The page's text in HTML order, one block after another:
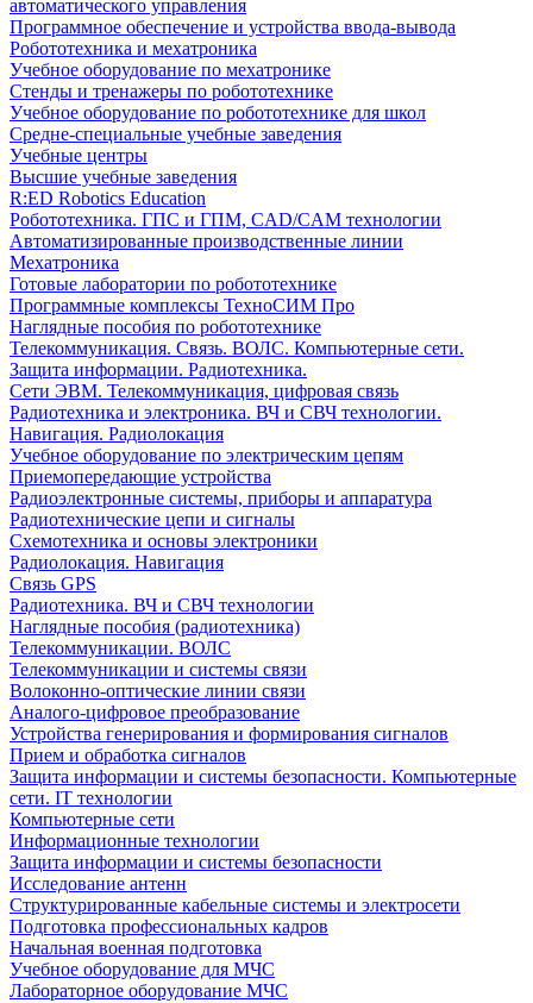
автоматического управления
Программное обеспечение и устройства ввода-вывода
Робототехника и мехатроника
Учебное оборудование по мехатронике
Стенды и тренажеры по робототехнике
Учебное оборудование по робототехнике для школ
Средне-специальные учебные заведения
Учебные центры
Высшие учебные заведения
R:ED Robotics Education
Робототехника. ГПС и ГПМ, CAD/CAM технологии
Автоматизированные производственные линии
Мехатроника
Готовые лаборатории по робототехнике
Программные комплексы ТехноСИМ Про
Наглядные пособия по робототехнике
Телекоммуникация. Связь. ВОЛС. Компьютерные сети.
Защита информации. Радиотехника.
Сети ЭВМ. Телекоммуникация, цифровая связь
Радиотехника и электроника. ВЧ и СВЧ технологии.
Навигация. Радиолокация
Учебное оборудование по электрическим цепям
Приемопередающие устройства
Радиоэлектронные системы, приборы и аппаратура
Радиотехнические цепи и сигналы
Схемотехника и основы электроники
Радиолокация. Навигация
Связь GPS
Радиотехника. ВЧ и СВЧ технологии
Наглядные пособия (радиотехника)
Телекоммуникации. ВОЛС
Телекоммуникации и системы связи
Волоконно-оптические линии связи
Аналого-цифровое преобразование
Устройства генерирования и формирования сигналов
Прием и обработка сигналов
Защита информации и системы безопасности. Компьютерные
сети. IT технологии
Компьютерные сети
Информационные технологии
Защита информации и системы безопасности
Исследование антенн
Структурированные кабельные системы и электросети
Подготовка профессиональных кадров
Начальная военная подготовка
Учебное оборудование для МЧС
Лабораторное оборудование МЧС